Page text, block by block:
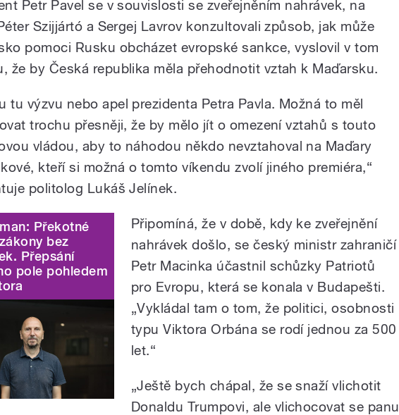
Petr Pavel se v souvislosti se zveřejněním nahrávek, na
Szijjártó a Sergej Lavrov konzultovali způsob, jak může
pomoci Rusku obcházet evropské sankce, vyslovil v tom
že by Česká republika měla přehodnotit vztah k Maďarsku.
tu výzvu nebo apel prezidenta Petra Pavla. Možná to měl
trochu přesněji, že by mělo jít o omezení vztahů s touto
vládou, aby to náhodou někdo nevztahoval na Maďary
kteří si možná o tomto víkendu zvolí jiného premiéra,“
politolog Lukáš Jelínek.
Překotné
bez
Přepsání
pole pohledem
Připomíná, že v době, kdy ke zveřejnění
nahrávek došlo, se český ministr zahraničí
Petr Macinka účastnil schůzky Patriotů
pro Evropu, která se konala v Budapešti.
„Vykládal tam o tom, že politici, osobnosti
typu Viktora Orbána se rodí jednou za 500
let.“
„Ještě bych chápal, že se snaží vlichotit
Donaldu Trumpovi, ale vlichocovat se panu